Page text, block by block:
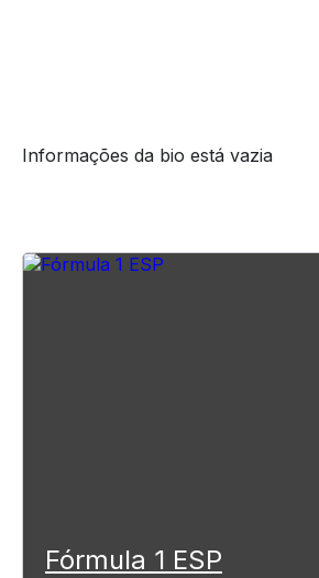
Informações da bio está vazia
Fórmula 1 ESP